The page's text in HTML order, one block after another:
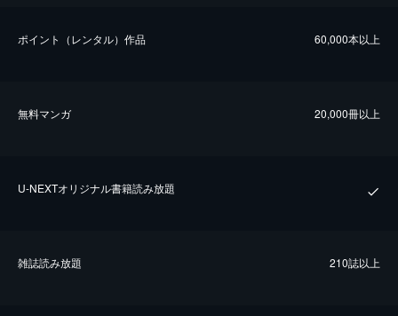
ポイント（レンタル）作品 60,000本以上
無料マンガ 20,000冊以上
U-NEXTオリジナル書籍読み放題
雑誌読み放題 210誌以上